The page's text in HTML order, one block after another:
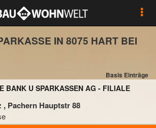
IN 8075 HART BEI
Basis Einträge
BANK U SPARKASSEN AG - FILIALE
, Pachern Hauptstr 88